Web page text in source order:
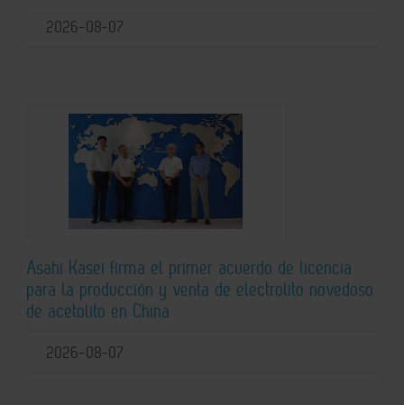
2026-08-07
Asahi Kasei firma el primer acuerdo de licencia
para la producción y venta de electrolito novedoso
de acetolito en China
2026-08-07